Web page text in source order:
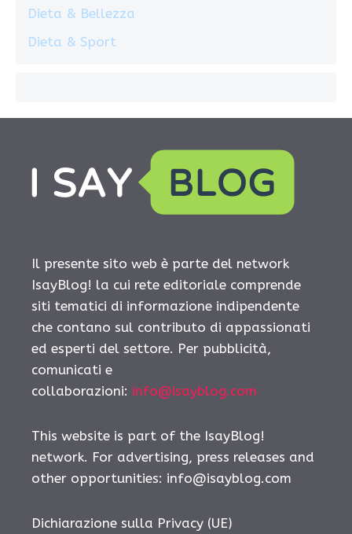
Dieta & Bellezza
Dieta & Sport
Il presente sito web è parte del network
IsayBlog! la cui rete editoriale comprende
siti tematici di informazione indipendente
che contano sul contributo di appassionati
ed esperti del settore. Per pubblicità,
comunicati e
collaborazioni: info@isayblog.com
This website is part of the IsayBlog!
network. For advertising, press releases and
other opportunities: info@isayblog.com
Dichiarazione sulla Privacy (UE)